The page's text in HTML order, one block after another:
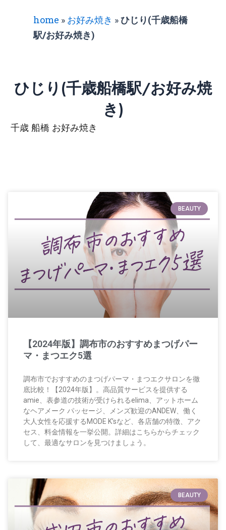
home » お好み焼き »ひじり(千歳船橋
駅/お好み焼き)
ひじり(千歳船橋駅/お好み焼
き)
千歳 船橋 お好み焼き
BEAUTY
【2024年版】調布市のおすすめまつげパー
マ・まつエク5選
調布市でおすすめのまつげパーマ・まつエクサロンを徹
底比較！【2024年版】。高品質サービスを提供する
amie、表参道の技術が受けられるelima、アットホーム
なヘアメーク パッセージ、メンズ歓迎のANDEW、働く
大人女性を応援するMODE K’sなど、各店舗の特徴、アク
セス、料金情報を一挙公開。詳細はこちらからチェック
して、最適なサロンを見つけましょう。
BEAUTY